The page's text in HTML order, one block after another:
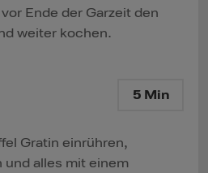
Ende der Garzeit den
weiter kochen.
5 Min
Gratin einrühren,
und alles mit einem